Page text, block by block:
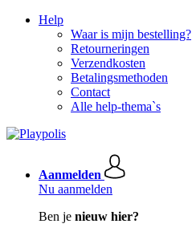
Help
Waar is mijn bestelling?
Retourneringen
Verzendkosten
Betalingsmethoden
Contact
Alle help-thema`s
Aanmelden
Nu aanmelden
Ben je nieuw hier?